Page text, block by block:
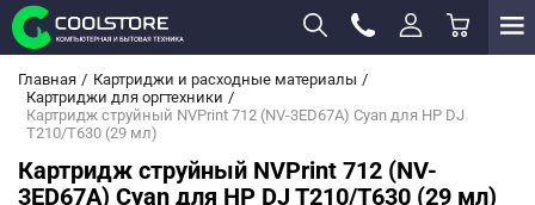
Главная
Картриджи и расходные материалы
Картриджи для оргтехники
Картридж струйный NVPrint 712 (NV-3ED67A) Cyan для HP DJ
T210/T630 (29 мл)
Картридж струйный NVPrint 712 (NV-
3ED67A) Cyan для HP DJ T210/T630 (29 мл)